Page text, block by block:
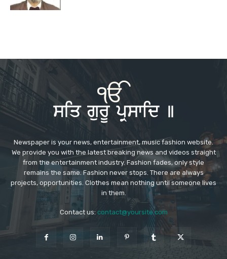
Newspaper is your news, entertainment, music fashion website.
We provide you with the latest breaking news and videos straight
from the entertainment industry. Fashion fades, only style
remains the same. Fashion never stops. There are always
projects, opportunities. Clothes mean nothing until someone lives
in them.
Contact us: contact@yoursite.com